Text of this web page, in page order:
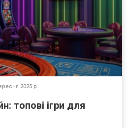
2025 р.
топові ігри для